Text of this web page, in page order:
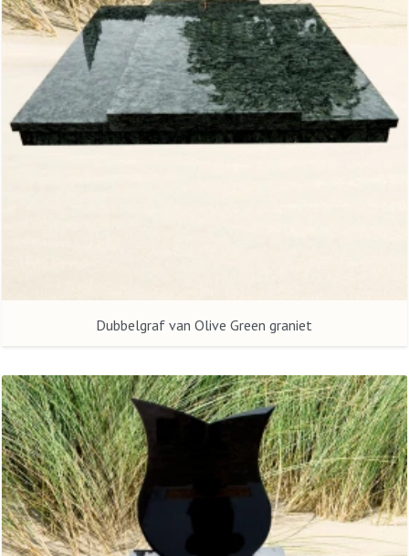
Dubbelgraf van Olive Green graniet